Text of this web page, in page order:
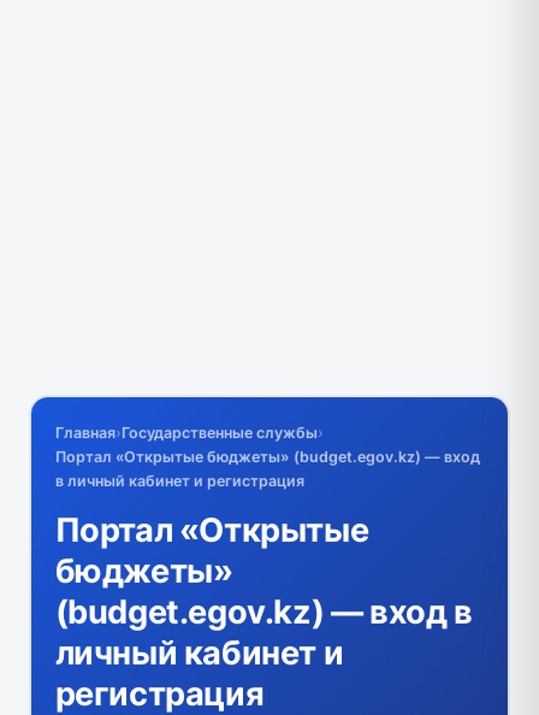
Главная›Государственные службы›
Портал «Открытые бюджеты» (budget.egov.kz) — вход
в личный кабинет и регистрация
Портал «Открытые
бюджеты»
(budget.egov.kz) — вход в
личный кабинет и
регистрация